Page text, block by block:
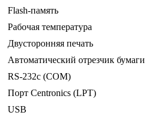
Flash-память
Рабочая температура
Двусторонняя печать
Автоматический отрезчик бумаги
RS-232c (COM)
Порт Centronics (LPT)
USB